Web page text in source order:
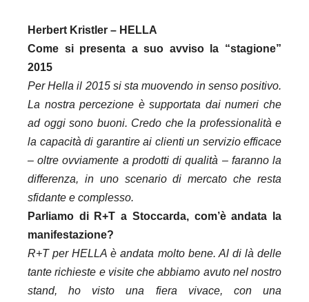
Herbert Kristler – HELLA
Come si presenta a suo avviso la “stagione”
2015
Per Hella il 2015 si sta muovendo in senso positivo.
La nostra percezione è supportata dai numeri che
ad oggi sono buoni. Credo che la professionalità e
la capacità di garantire ai clienti un servizio efficace
– oltre ovviamente a prodotti di qualità – faranno la
differenza, in uno scenario di mercato che resta
sfidante e complesso.
Parliamo di R+T a Stoccarda, com’è andata la
manifestazione?
R+T per HELLA è andata molto bene. Al di là delle
tante richieste e visite che abbiamo avuto nel nostro
stand, ho visto una fiera vivace, con una